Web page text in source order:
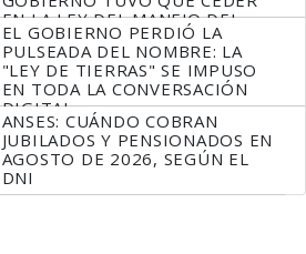
EN LA LEY DEL MANEJO DEL
FUEGO
EL GOBIERNO PERDIÓ LA
PULSEADA DEL NOMBRE: LA
"LEY DE TIERRAS" SE IMPUSO
EN TODA LA CONVERSACIÓN
DIGITAL
ANSES: CUÁNDO COBRAN
JUBILADOS Y PENSIONADOS EN
AGOSTO DE 2026, SEGÚN EL
DNI